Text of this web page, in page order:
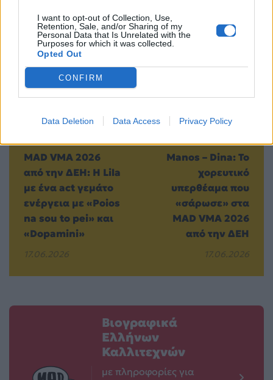
I want to opt-out of Collection, Use,
Retention, Sale, and/or Sharing of my
Personal Data that Is Unrelated with the
Purposes for which it was collected.
Opted Out
CONFIRM
Data Deletion Data Access Privacy Policy
Προηγούμενο
MAD VMA 2026
από την ΔΕΗ: Η Lila
με ένα act γεμάτο
ενέργεια με «Poios
na sou to pei» και
«Dopamini»
17.06.2026
Manos – Dina: Το
χορευτικό
υπερθέαμα που
«σάρωσε» στα
MAD VMA 2026
από την ΔΕΗ
17.06.2026
Βιογραφικά
Ελλήνων
Καλλιτεχνών
με πληροφορίες για